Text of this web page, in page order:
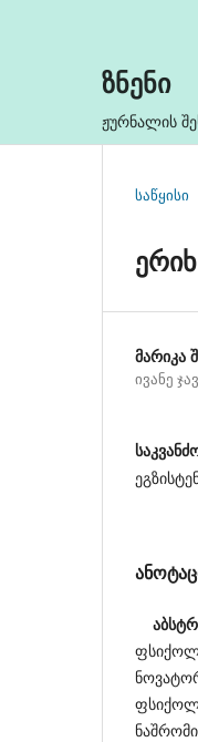
ზნენი
ჟურნალის
საწყისი
მარიკა
ივანე